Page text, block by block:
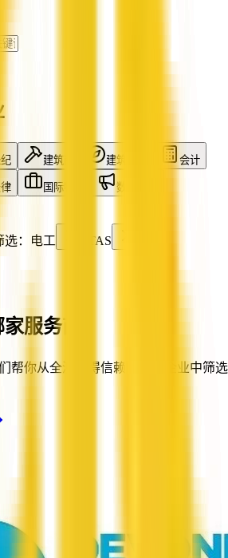
纪 建筑商 建筑设计 会计
律 国际物流 数字营销
选： 电工
TAS
服务商？
帮你从全澳值得信赖的认证企业中筛选